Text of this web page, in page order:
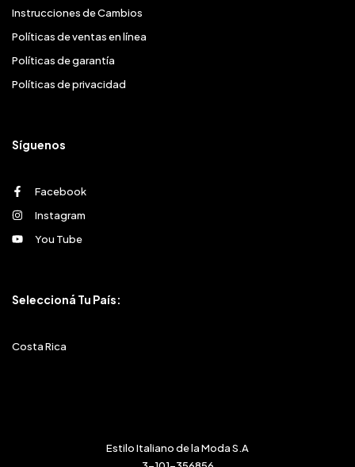
Instrucciones de Cambios
Políticas de ventas en línea
Políticas de garantía
Políticas de privacidad
Síguenos
Facebook
Instagram
You Tube
Seleccioná Tu País:
Costa Rica
Estilo Italiano de la Moda S.A